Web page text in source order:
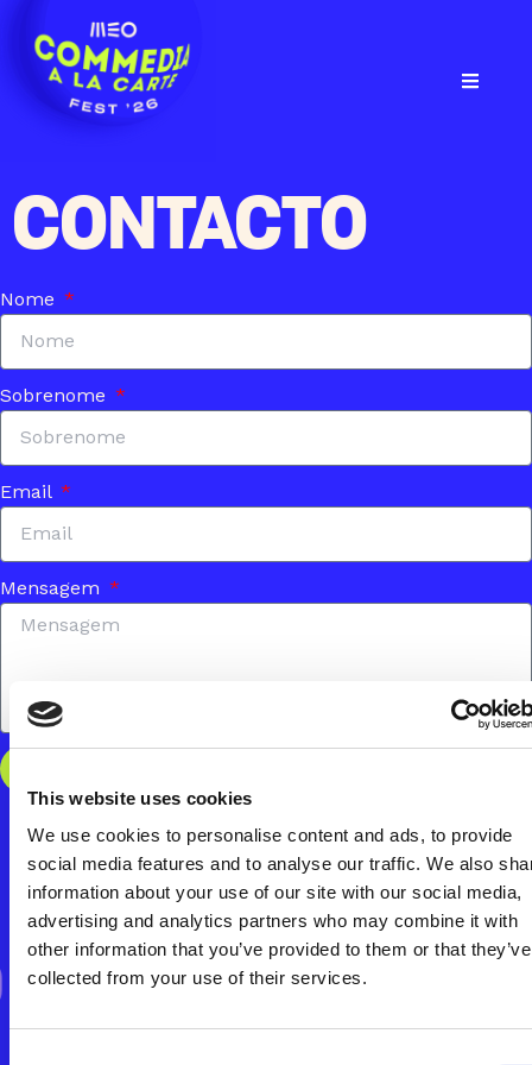
This website uses cookies
We use cookies to personalise content and ads, to provide
social media features and to analyse our traffic. We also
information about your use of our site with our social media,
advertising and analytics partners who may combine it with
other information that you’ve provided to them or that they’ve
collected from your use of their services.
CONTACTO
Nome
Sobrenome
Email
Mensagem
MÚSICA